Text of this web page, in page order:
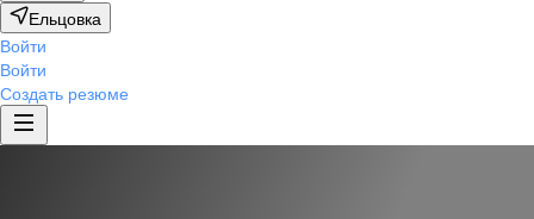
Ельцовка
Войти
Войти
Создать резюме